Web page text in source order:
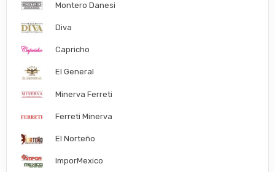
Montero Danesi
Diva
Capricho
El General
Minerva Ferreti
Ferreti Minerva
El Norteño
ImporMexico